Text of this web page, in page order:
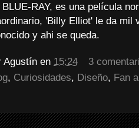
RAY, es una película
'Billy Elliot' le da mil
y ahi se queda.
Agustín en 15:24
3
, Curiosidades, Diseño, Fan